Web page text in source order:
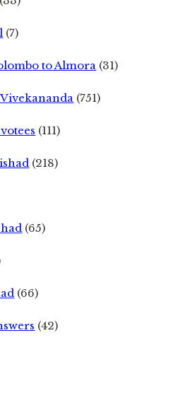
(7)
to Almora (31)
(751)
(111)
(218)
(65)
(66)
(42)